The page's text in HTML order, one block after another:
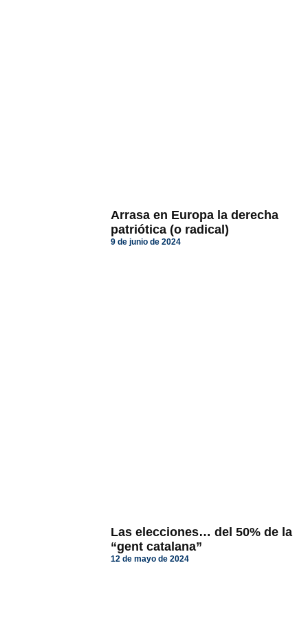
Arrasa en Europa la derecha
patriótica (o radical)
9 de junio de 2024
Las elecciones… del 50% de la
“gent catalana”
12 de mayo de 2024